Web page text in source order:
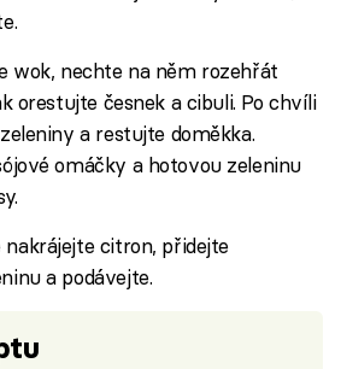
wok, nechte na něm rozehřát
orestujte česnek a cibuli. Po chvíli
a restujte doměkka.
omáčky a hotovou zeleninu
nakrájejte citron, přidejte
a podávejte.